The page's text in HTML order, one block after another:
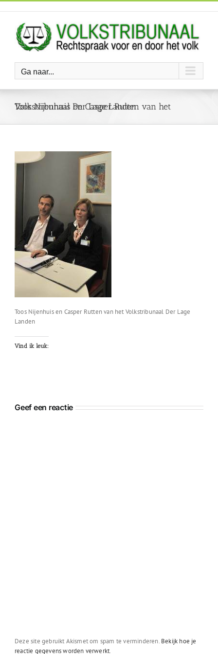
Ga
naar
Ga naar...
Toos Nijenhuis en Casper Rutten van het Volkstribunaal Der Lage Landen
Toos Nijenhuis en Casper Rutten van het Volkstribunaal Der Lage
Landen
Vind ik leuk:
Geef een reactie
Deze site gebruikt Akismet om spam te verminderen. Bekijk hoe je
reactie gegevens worden verwerkt.